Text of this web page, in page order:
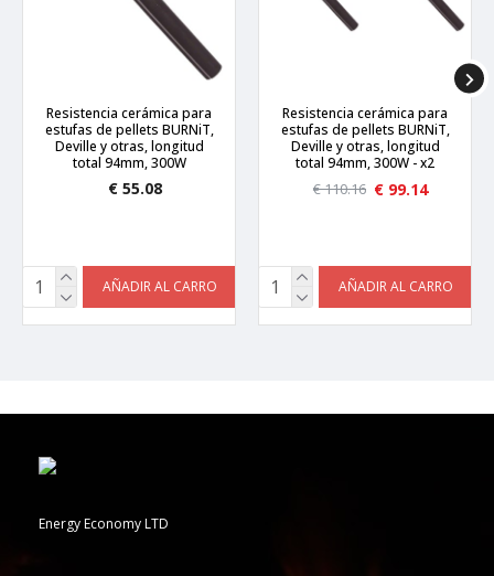
Resistencia cerámica para
estufas de pellets BURNiT,
Deville y otras, longitud
total 94mm, 300W
€ 55.08
AÑADIR AL CARRO
Resistencia cerámica para
estufas de pellets BURNiT,
Deville y otras, longitud
total 94mm, 300W - x2
€ 99.14
€ 110.16
AÑADIR AL CARRO
Energy Economy LTD